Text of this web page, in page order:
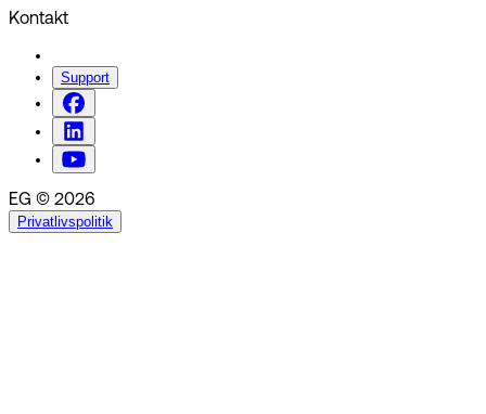
Kontakt
Support
EG © 2026
Privatlivspolitik